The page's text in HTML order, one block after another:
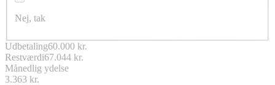
Nej, tak
Udbetaling60.000 kr.
Restværdi67.044 kr.
Månedlig ydelse
3.363 kr.